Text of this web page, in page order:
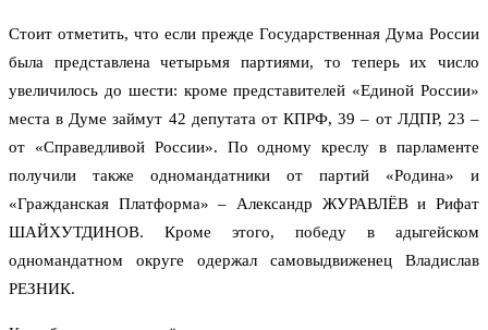
Стоит отметить, что если прежде Государственная Дума России
была представлена четырьмя партиями, то теперь их число
увеличилось до шести: кроме представителей «Единой России»
места в Думе займут 42 депутата от КПРФ, 39 – от ЛДПР, 23 –
от «Справедливой России». По одному креслу в парламенте
получили также одномандатники от партий «Родина» и
«Гражданская Платформа» – Александр ЖУРАВЛЁВ и Рифат
ШАЙХУТДИНОВ. Кроме этого, победу в адыгейском
одномандатном округе одержал самовыдвиженец Владислав
РЕЗНИК.